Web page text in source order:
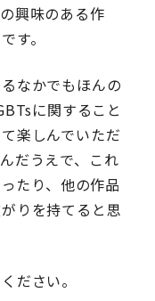
興味のある作
す。
なかでもほんの
に関すること
楽しんでいただ
だうえで、これ
たり、他の作品
りを持てると思
ださい。